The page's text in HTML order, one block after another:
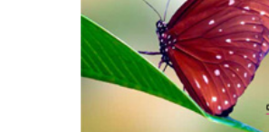
AGGIUNGI AL CARRELLO